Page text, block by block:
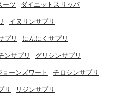
ーツ ダイエットスリッパ
イヌリンサプリ
プリ にんにくサプリ
ンサプリ グリシンサプリ
ョーンズワート チロシンサプリ
リ リジンサプリ